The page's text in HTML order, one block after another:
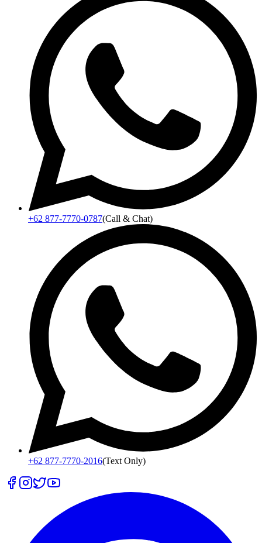
+62 877-7770-0787(Call & Chat)
+62 877-7770-2016(Text Only)